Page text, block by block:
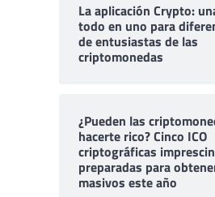
La aplicación Crypto:
todo en uno para
de entusiastas de las
criptomonedas
¿Pueden las
hacerte rico? Cinco ICO
criptográficas
preparadas para
masivos este año